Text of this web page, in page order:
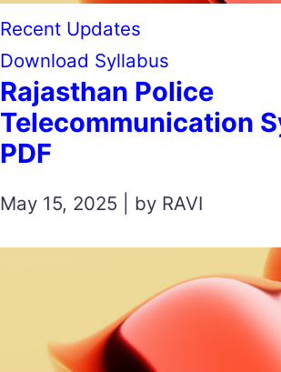
Recent Updates
Download Syllabus
Rajasthan Police
Telecommunication
PDF
May 15, 2025 | by RAVI